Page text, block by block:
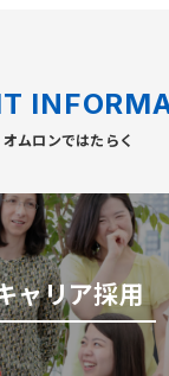
オムロンではたらく
ャリア採用